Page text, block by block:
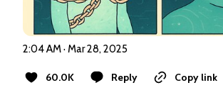
2:04 AM · Mar 28, 2025
60.0K Reply Copy link